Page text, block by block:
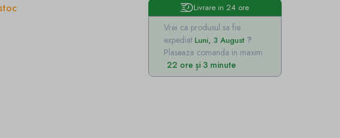
Livrare in 24 ore
Vrei ca produsul sa fie
expediat Luni, 3 August
Plaseaza comanda in maxim
22 ore și 3 minute